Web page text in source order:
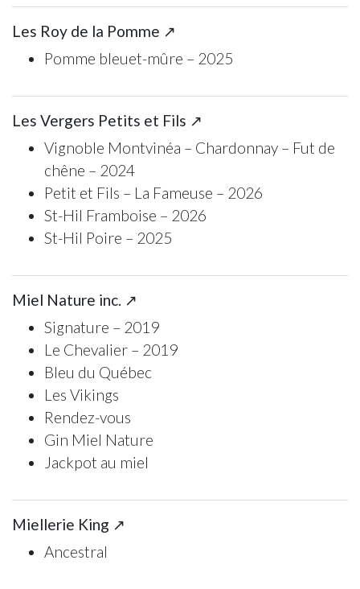
Les Roy de la Pomme ↗
Pomme bleuet-mûre – 2025
Les Vergers Petits et Fils ↗
Vignoble Montvinéa – Chardonnay – Fut de
chêne – 2024
Petit et Fils – La Fameuse – 2026
St-Hil Framboise – 2026
St-Hil Poire – 2025
Miel Nature inc. ↗
Signature – 2019
Le Chevalier – 2019
Bleu du Québec
Les Vikings
Rendez-vous
Gin Miel Nature
Jackpot au miel
Miellerie King ↗
Ancestral